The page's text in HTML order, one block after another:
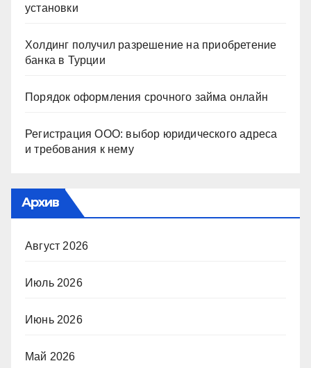
установки
Холдинг получил разрешение на приобретение
банка в Турции
Порядок оформления срочного займа онлайн
Регистрация ООО: выбор юридического адреса
и требования к нему
Архив
Август 2026
Июль 2026
Июнь 2026
Май 2026